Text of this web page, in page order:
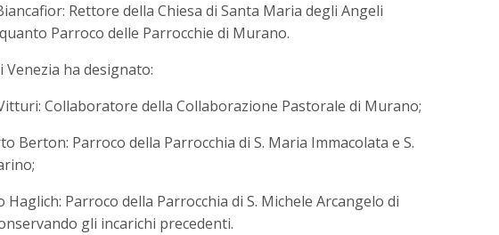
Rettore della Chiesa di Santa Maria degli Angeli
Parroco delle Parrocchie di Murano.
Venezia ha designato:
Collaboratore della Collaborazione Pastorale di Murano;
Berton: Parroco della Parrocchia di S. Maria Immacolata e S.
Haglich: Parroco della Parrocchia di S. Michele Arcangelo di
gli incarichi precedenti.